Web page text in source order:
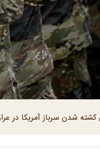
کشته شدن سرباز آمریکا در